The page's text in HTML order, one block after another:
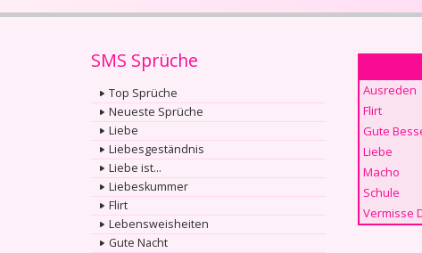
SMS Sprüche
Top Sprüche
Neueste Sprüche
Liebe
Liebesgeständnis
Liebe ist...
Liebeskummer
Flirt
Lebensweisheiten
Gute Nacht
Ausreden
Flirt
Gute
Liebe
Macho
Schule
Vermisse